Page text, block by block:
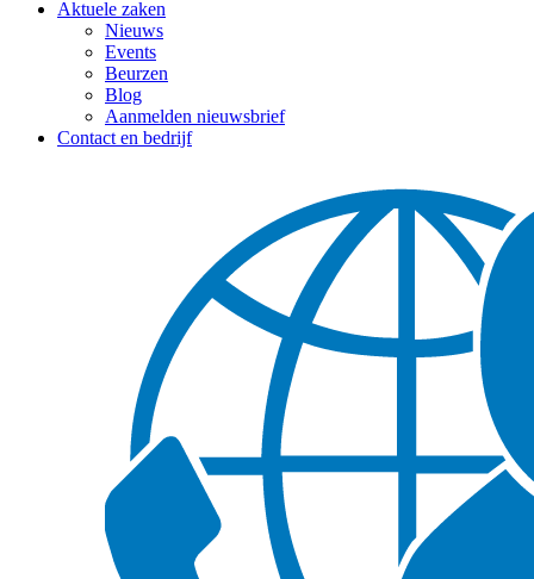
Aktuele zaken
Nieuws
Events
Beurzen
Blog
Aanmelden nieuwsbrief
Contact en bedrijf